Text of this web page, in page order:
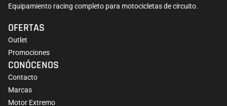
Equipamiento racing completo para motocicletas de circuito.
OFERTAS
Outlet
Promociones
CONÓCENOS
Contacto
Marcas
Motor Extremo